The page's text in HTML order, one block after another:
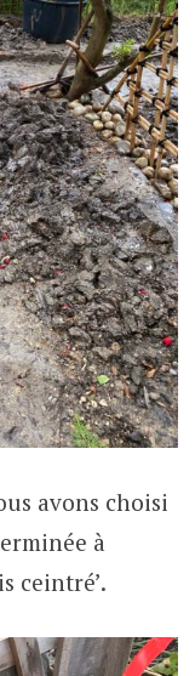
avons choisi
à
ceintré’.